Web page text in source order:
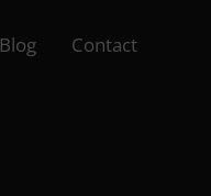
Blog Contact